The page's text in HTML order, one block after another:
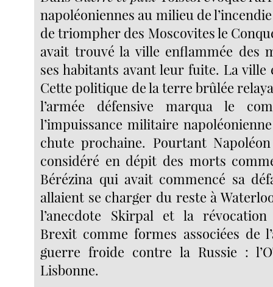
napoléoniennes au milieu de
de triompher des Moscovites le
avait trouvé la ville enflammée des
ses habitants avant leur fuite. La ville
Cette politique de la terre brûlée
l’armée défensive marqua le
l’impuissance militaire
chute prochaine. Pourtant
considéré en dépit des morts
Bérézina qui avait commencé sa
allaient se charger du reste à
l’anecdote Skirpal et la
Brexit comme formes associées de
guerre froide contre la Russie :
Lisbonne.